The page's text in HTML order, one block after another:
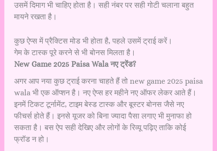
उसमें दिमाग भी चाहिए होता है। सही नंबर पर सही गोटी चलाना बहुत
मायने रखता है।
कुछ ऐप्स में प्रैक्टिस मोड भी होता है, पहले उसमें ट्राई करें।
गेम के टास्क पूरे करने से भी बोनस मिलता है।
New Game 2025 Paisa Wala नए ट्रेंड?
अगर आप नया कुछ ट्राई करना चाहते हैं तो new game 2025 paisa
wala भी एक ऑप्शन है। नए ऐप्स हर महीने नए ऑफर लेकर आते हैं।
इनमें टिकट टूर्नामेंट, टाइम बेस्ड टास्क और बूस्टर बोनस जैसे नए
फीचर्स होते हैं। इनसे यूजर को बिना ज्यादा पैसा लगाए भी मुनाफा हो
सकता है। बस ऐप सही देखिए और लोगों के रिव्यू पढ़िए ताकि कोई
फ्रॉड न हो।